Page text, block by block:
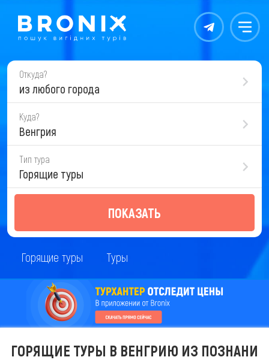
Контакты Меню
Откуда?
из любого города
Куда?
Венгрия
Тип тура
Горящие туры
ПОКАЗАТЬ
Горящие туры Туры
ГОРЯЩИЕ ТУРЫ В ВЕНГРИЮ ИЗ ПОЗНАНИ